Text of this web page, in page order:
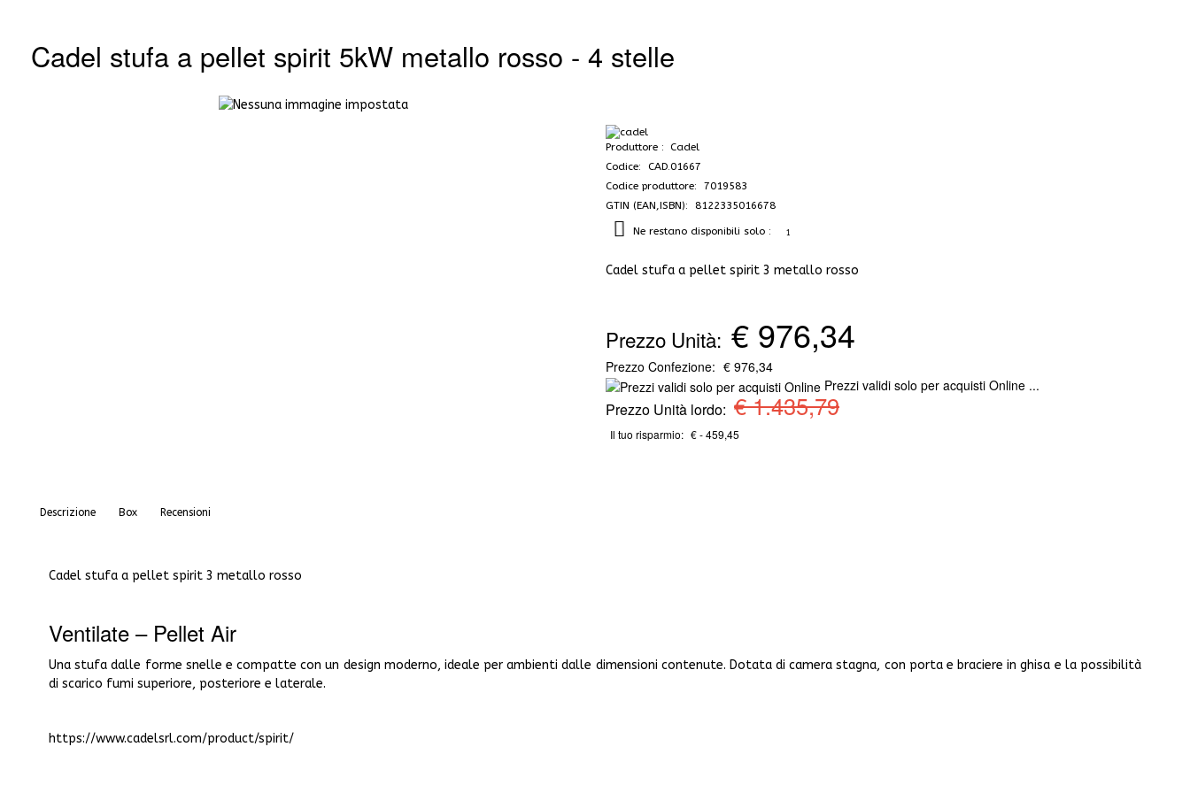
Cadel stufa a pellet spirit 5kW metallo rosso - 4 stelle
Produttore
Cadel
Codice: CAD.01667
Codice produttore: 7019583
GTIN (EAN,ISBN): 8122335016678
Ne restano disponibili solo : 1
Cadel stufa a pellet spirit 3 metallo rosso
Prezzo Unità: € 976,34
Prezzo Confezione: € 976,34
Prezzi validi solo per acquisti Online ...
Prezzo Unità lordo: € 1.435,79
Il tuo risparmio: € - 459,45
Descrizione Box Recensioni
Cadel stufa a pellet spirit 3 metallo rosso
Ventilate – Pellet Air
Una stufa dalle forme snelle e compatte con un design moderno, ideale per ambienti dalle dimensioni contenute. Dotata di camera stagna, con porta e braciere in ghisa e la possibilità
di scarico fumi superiore, posteriore e laterale.
https://www.cadelsrl.com/product/spirit/